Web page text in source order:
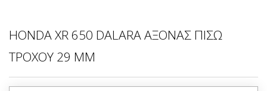
HONDA XR 650 DALARA ΑΞΟΝΑΣ ΠΙΣΩ
ΤΡΟΧΟΥ 29 ΜΜ